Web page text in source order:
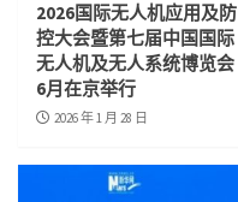
2026国际无人机应用及防
控大会暨第七届中国国际
无人机及无人系统博览会
6月在京举行
2026 年 1 月 28 日